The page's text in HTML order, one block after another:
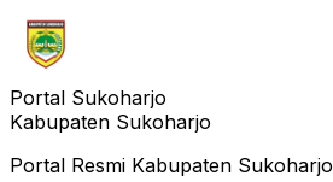
Portal Sukoharjo
Kabupaten Sukoharjo
Portal Resmi Kabupaten Sukoharjo